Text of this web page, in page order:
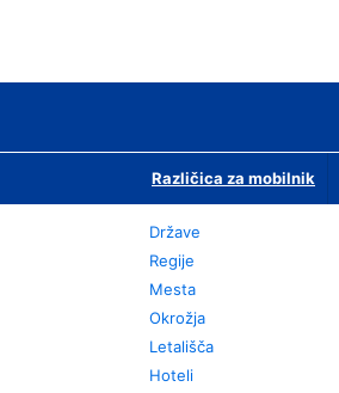
Različica za mobilnik
Države
Regije
Mesta
Okrožja
Letališča
Hoteli